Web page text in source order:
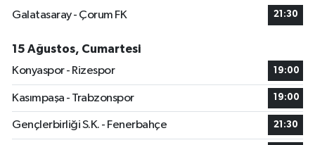
Galatasaray - Çorum FK
21:30
15 Ağustos, Cumartesi
Konyaspor - Rizespor
19:00
Kasımpaşa - Trabzonspor 19:00
Gençlerbirliği S.K. - Fenerbahçe 21:30